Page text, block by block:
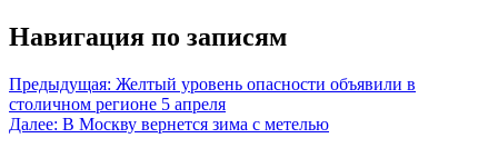
Навигация по записям
Предыдущая: Желтый уровень опасности объявили в
столичном регионе 5 апреля
Далее: В Москву вернется зима с метелью